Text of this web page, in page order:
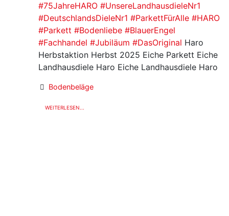
#75JahreHARO #UnsereLandhausdieleNr1
#DeutschlandsDieleNr1 #ParkettFürAlle #HARO
#Parkett #Bodenliebe #BlauerEngel
#Fachhandel #Jubiläum #DasOriginal Haro
Herbstaktion Herbst 2025 Eiche Parkett Eiche
Landhausdiele Haro Eiche Landhausdiele Haro
Bodenbeläge
WEITERLESEN...